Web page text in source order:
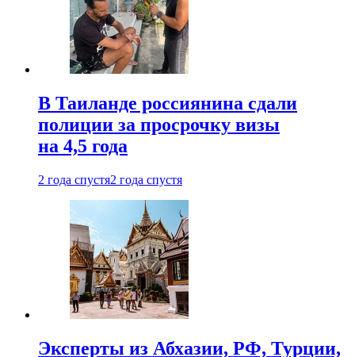
В Таиланде россиянина сдали
полиции за просрочку визы
на 4,5 года
2 года спустя2 года спустя
Эксперты из Абхазии, РФ, Турции,